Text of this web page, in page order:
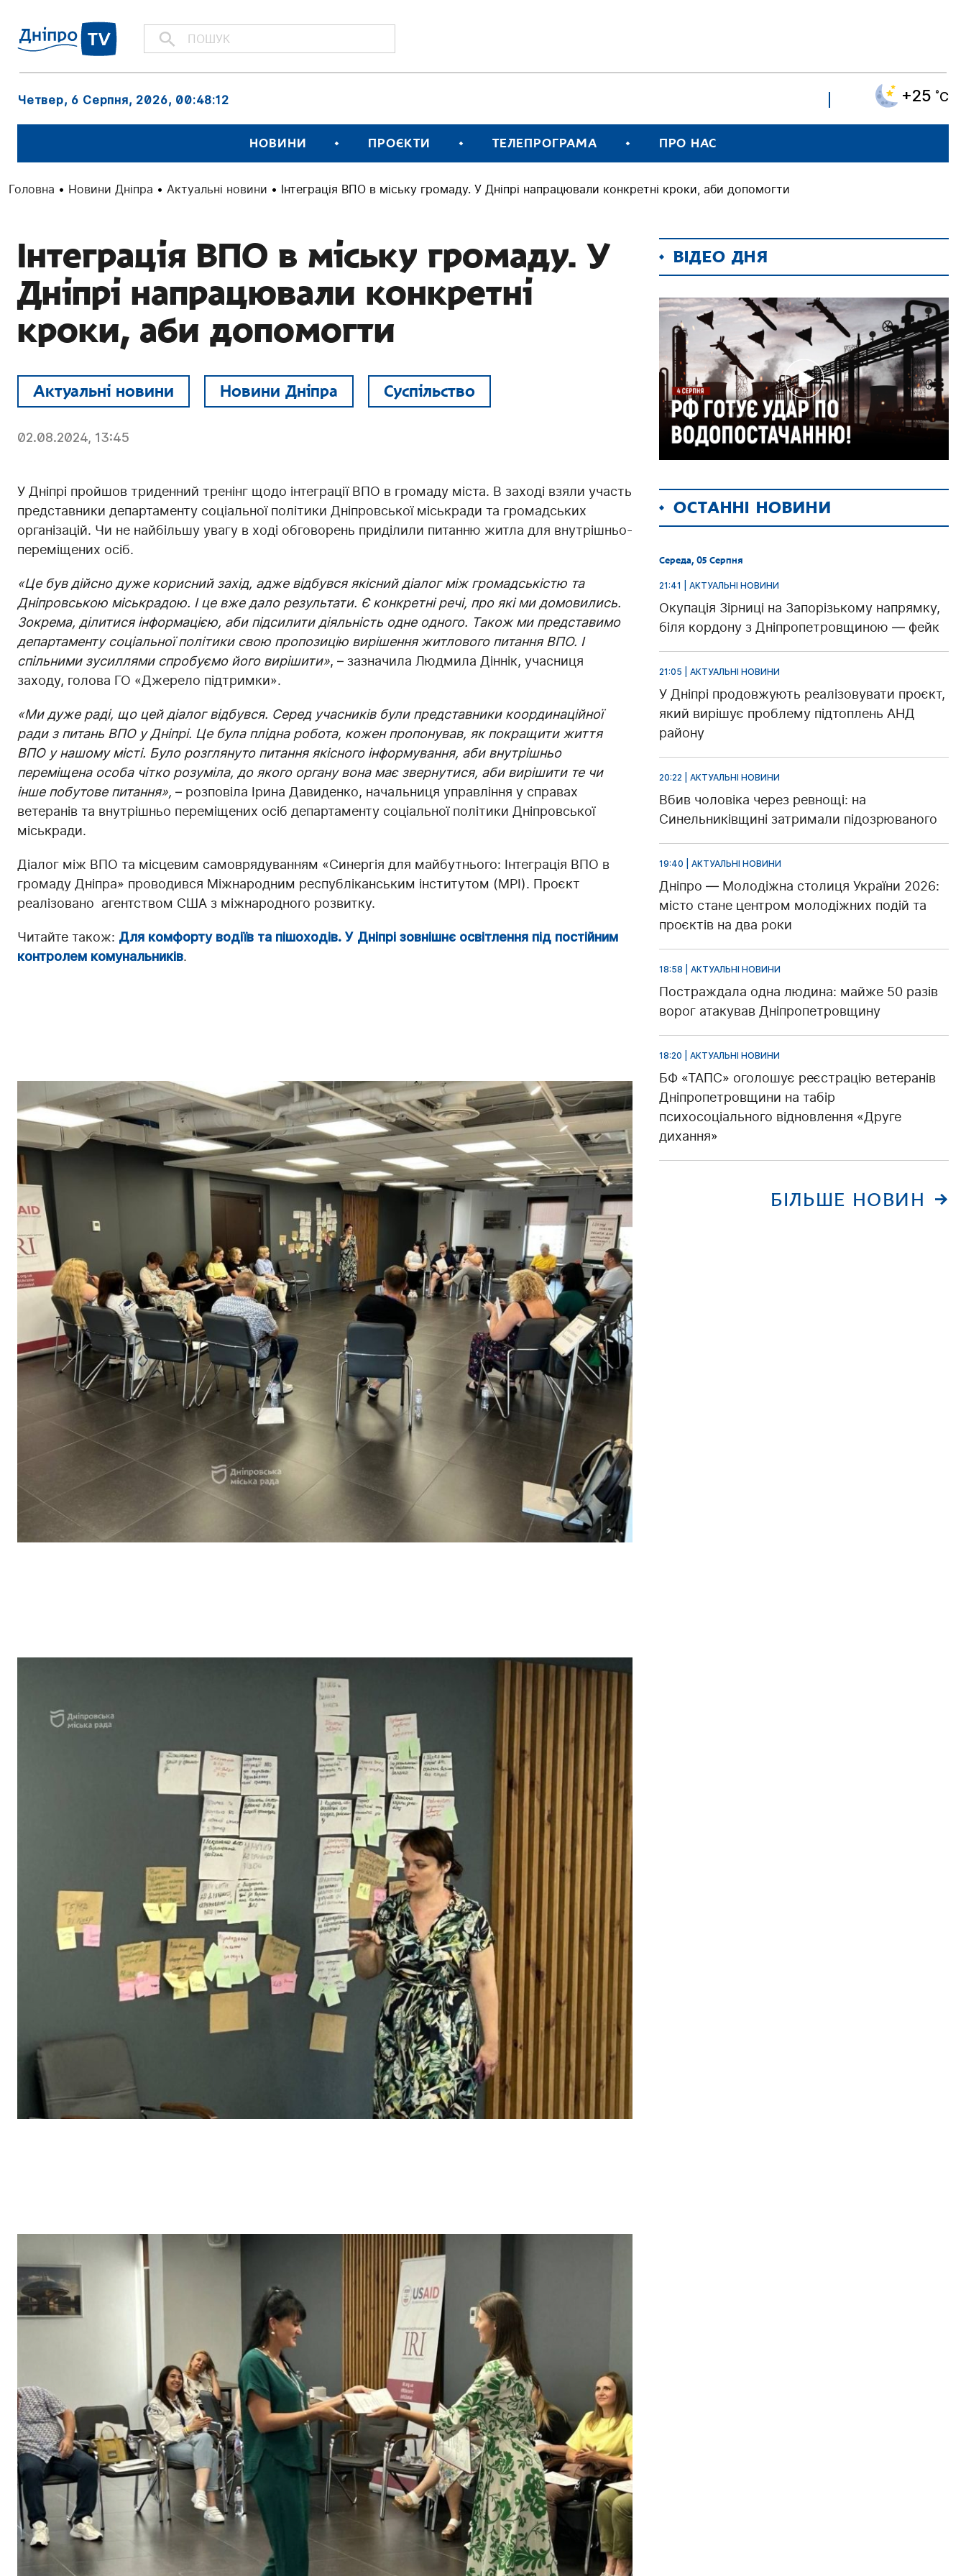
Четвер, 6 Серпня, 2026, 00:48:13 +25 ˚C
НОВИНИ ПРОЄКТИ ТЕЛЕПРОГРАМА ПРО НАС
Головна • Новини Дніпра • Актуальні новини • Інтеграція ВПО в міську громаду. У Дніпрі напрацювали конкретні кроки, аби допомогти
Інтеграція ВПО в міську громаду. У
Дніпрі напрацювали конкретні
кроки, аби допомогти
Актуальні новини Новини Дніпра Суспільство
02.08.2024, 13:45
У Дніпрі пройшов триденний тренінг щодо інтеграції ВПО в громаду міста. В заході взяли участь
представники департаменту соціальної політики Дніпровської міськради та громадських
організацій. Чи не найбільшу увагу в ході обговорень приділили питанню житла для внутрішньо-
переміщених осіб.
«Це був дійсно дуже корисний захід, адже відбувся якісний діалог між громадськістю та
Дніпровською міськрадою. І це вже дало результати. Є конкретні речі, про які ми домовились.
Зокрема, ділитися інформацією, аби підсилити діяльність одне одного. Також ми представимо
департаменту соціальної політики свою пропозицію вирішення житлового питання ВПО. І
спільними зусиллями спробуємо його вирішити», – зазначила Людмила Діннік, учасниця
заходу, голова ГО «Джерело підтримки».
«Ми дуже раді, що цей діалог відбувся. Серед учасників були представники координаційної
ради з питань ВПО у Дніпрі. Це була плідна робота, кожен пропонував, як покращити життя
ВПО у нашому місті. Було розглянуто питання якісного інформування, аби внутрішньо
переміщена особа чітко розуміла, до якого органу вона має звернутися, аби вирішити те чи
інше побутове питання», – розповіла Ірина Давиденко, начальниця управління у справах
ветеранів та внутрішньо переміщених осіб департаменту соціальної політики Дніпровської
міськради.
Діалог між ВПО та місцевим самоврядуванням «Синергія для майбутнього: Інтеграція ВПО в
громаду Дніпра» проводився Міжнародним республіканським інститутом (МРІ). Проєкт
реалізовано агентством США з міжнародного розвитку.
Читайте також: Для комфорту водіїв та пішоходів. У Дніпрі зовнішнє освітлення під постійним
контролем комунальників.
ВІДЕО ДНЯ
ОСТАННІ НОВИНИ
Середа, 05 Серпня
21:41 | АКТУАЛЬНІ НОВИНИ
Окупація Зірниці на Запорізькому напрямку,
біля кордону з Дніпропетровщиною — фейк
21:05 | АКТУАЛЬНІ НОВИНИ
У Дніпрі продовжують реалізовувати проєкт,
який вирішує проблему підтоплень АНД
району
20:22 | АКТУАЛЬНІ НОВИНИ
Вбив чоловіка через ревнощі: на
Синельниківщині затримали підозрюваного
19:40 | АКТУАЛЬНІ НОВИНИ
Дніпро — Молодіжна столиця України 2026:
місто стане центром молодіжних подій та
проєктів на два роки
18:58 | АКТУАЛЬНІ НОВИНИ
Постраждала одна людина: майже 50 разів
ворог атакував Дніпропетровщину
18:20 | АКТУАЛЬНІ НОВИНИ
БФ «ТАПС» оголошує реєстрацію ветеранів
Дніпропетровщини на табір
психосоціального відновлення «Друге
дихання»
БІЛЬШЕ НОВИН